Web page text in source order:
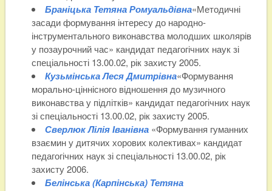
Браніцька Тетяна Ромуальдівна«Методичні
засади формування інтересу до народно-
інструментального виконавства молодших школярів
у позаурочний час» кандидат педагогічних наук зі
спеціальності 13.00.02, рік захисту 2005.
Кузьмінська Леся Дмитрівна«Формування
морально-ціннісного відношення до музичного
виконавства у підлітків» кандидат педагогічних наук
зі спеціальності 13.00.02, рік захисту 2005.
Сверлюк Лілія Іванівна«Формування гуманних
взаємин у дитячих хорових колективах» кандидат
педагогічних наук зі спеціальності 13.00.02, рік
захисту 2006.
Белінська (Карпінська) Тетяна